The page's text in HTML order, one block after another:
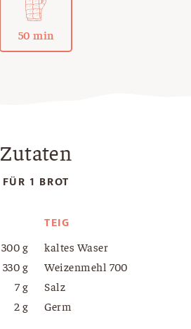
50 min
Zutaten
FÜR 1 BROT
TEIG
300 g
kaltes Waser
330 g
Weizenmehl 700
7 g
Salz
2 g
Germ